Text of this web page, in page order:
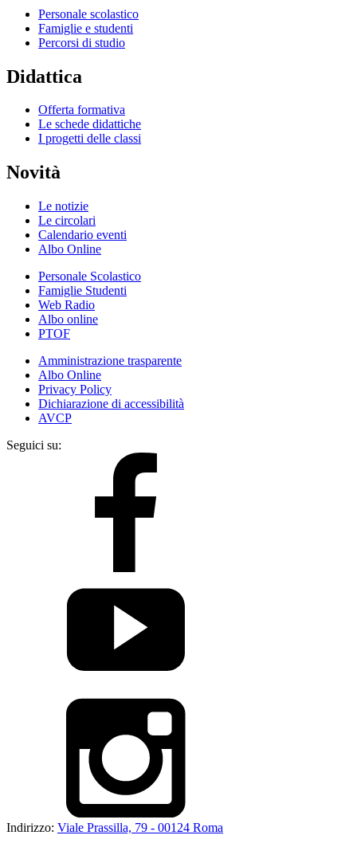
Personale scolastico
Famiglie e studenti
Percorsi di studio
Didattica
Offerta formativa
Le schede didattiche
I progetti delle classi
Novità
Le notizie
Le circolari
Calendario eventi
Albo Online
Personale Scolastico
Famiglie Studenti
Web Radio
Albo online
PTOF
Amministrazione trasparente
Albo Online
Privacy Policy
Dichiarazione di accessibilità
AVCP
Seguici su:
Indirizzo: Viale Prassilla, 79 - 00124 Roma